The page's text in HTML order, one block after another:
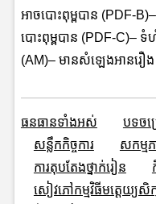
អាចបោះពុម្ពបាន (PDF-
បោះពុម្ពបាន (PDF-C)–
(AM)– មានសំឡេងអានរឿង
ធនធានទាំងអស់ បទចម្
សន្លឹកកិច្ចការ
សកម្ម
ការតុបតែងថ្នាក់រៀន
សៀវភៅកម្មវិធីមត្តេយ្យសិ